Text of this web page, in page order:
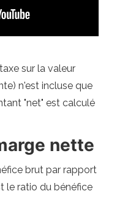
sur la valeur
n'est incluse que
"net" est calculé
nette
brut par rapport
le ratio du bénéfice